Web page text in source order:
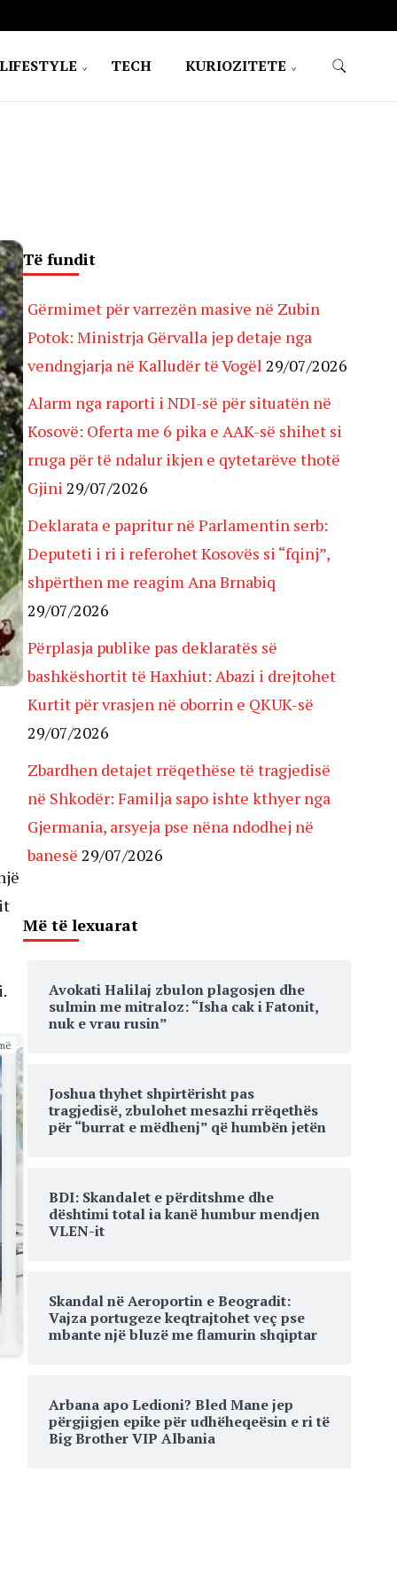
TECH KURIOZITETE
Të fundit
Gërmimet për varrezën masive në Zubin
Potok: Ministrja Gërvalla jep detaje nga
vendngjarja në Kalludër të Vogël 29/07/2026
Alarm nga raporti i NDI-së për situatën në
Kosovë: Oferta me 6 pika e AAK-së shihet si
rruga për të ndalur ikjen e qytetarëve thotë
Gjini 29/07/2026
Deklarata e papritur në Parlamentin serb:
Deputeti i ri i referohet Kosovës si “fqinj”,
shpërthen me reagim Ana Brnabiq
29/07/2026
Përplasja publike pas deklaratës së
bashkëshortit të Haxhiut: Abazi i drejtohet
Kurtit për vrasjen në oborrin e QKUK-së
29/07/2026
Zbardhen detajet rrëqethëse të tragjedisë
në Shkodër: Familja sapo ishte kthyer nga
Gjermania, arsyeja pse nëna ndodhej në
banesë 29/07/2026
Më të lexuarat
Avokati Halilaj zbulon plagosjen dhe
sulmin me mitraloz: “Isha cak i Fatonit,
nuk e vrau rusin”
Joshua thyhet shpirtërisht pas
tragjedisë, zbulohet mesazhi rrëqethës
për “burrat e mëdhenj” që humbën jetën
BDI: Skandalet e përditshme dhe
dështimi total ia kanë humbur mendjen
VLEN-it
Skandal në Aeroportin e Beogradit:
Vajza portugeze keqtrajtohet veç pse
mbante një bluzë me flamurin shqiptar
Arbana apo Ledioni? Bled Mane jep
përgjigjen epike për udhëheqeësin e ri të
Big Brother VIP Albania